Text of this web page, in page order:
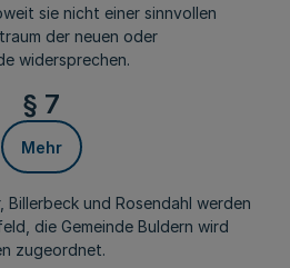
sie nicht einer sinnvollen
der neuen oder
widersprechen.
§ 7
Mehr
Billerbeck und Rosendahl werden
die Gemeinde Buldern wird
zugeordnet.